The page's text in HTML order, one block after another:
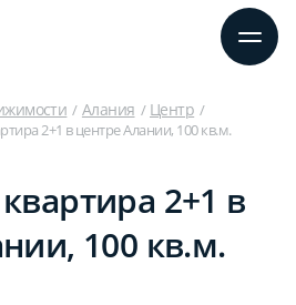
Алания
Центр
2+1 в центре Алании, 100 кв.м.
2+1 в
100 кв.м.